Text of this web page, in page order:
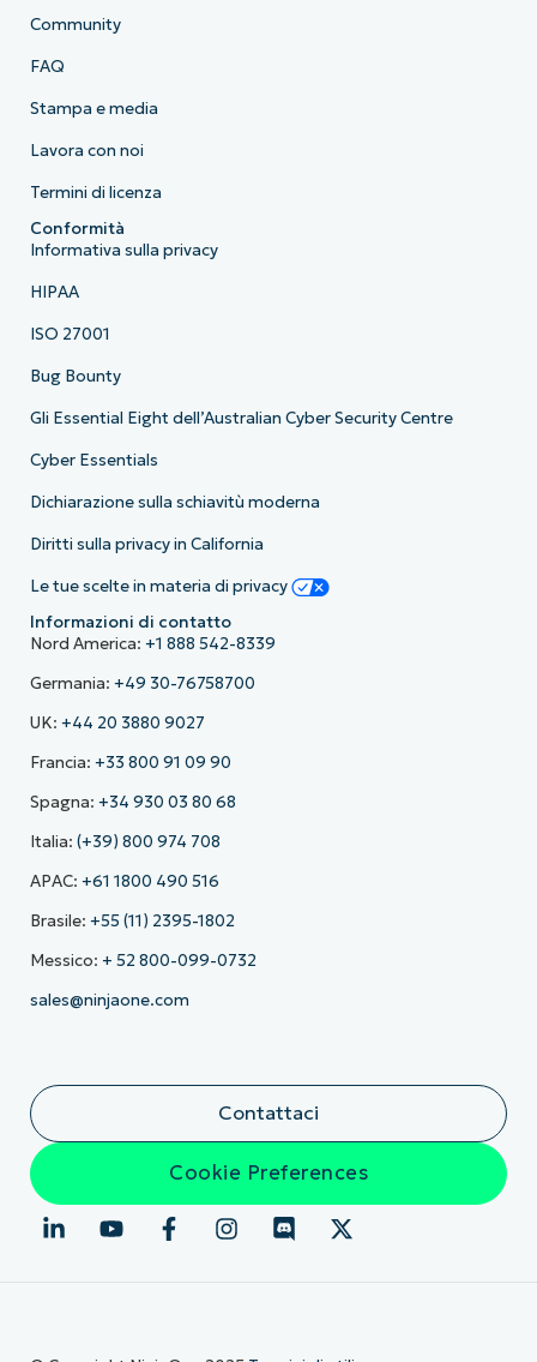
Community
FAQ
Stampa e media
Lavora con noi
Termini di licenza
Conformità
Informativa sulla privacy
HIPAA
ISO 27001
Bug Bounty
Gli Essential Eight dell’Australian Cyber Security Centre
Cyber Essentials
Dichiarazione sulla schiavitù moderna
Diritti sulla privacy in California
Le tue scelte in materia di privacy
Informazioni di contatto
Nord America: +1 888 542-8339
Germania: +49 30-76758700
UK: +44 20 3880 9027
Francia: +33 800 91 09 90
Spagna: +34 930 03 80 68
Italia: (+39) 800 974 708
APAC: +61 1800 490 516
Brasile: +55 (11) 2395-1802
Messico: + 52 800-099-0732
sales@ninjaone.com
Contattaci
Cookie Preferences